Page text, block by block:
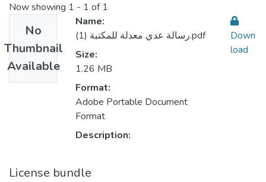
Now showing 1 - 1 of 1
No
Thumbnail
Available
Name:
رسالة عدي معدلة للمكتبة (1).pdf
Size:
1.26 MB
Format:
Adobe Portable Document
Format
Description:
Down
load
License bundle